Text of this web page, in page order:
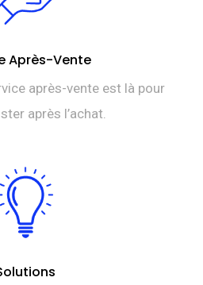
Après-Vente
après-vente est là pour
après l’achat.